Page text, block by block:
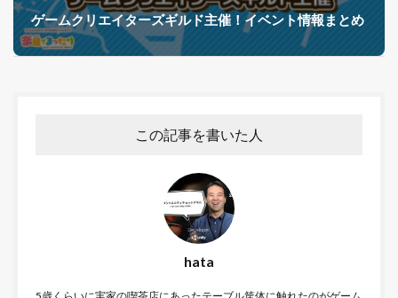
ゲームクリエイターズギルド主催！イベント情報まとめ
この記事を書いた人
hata